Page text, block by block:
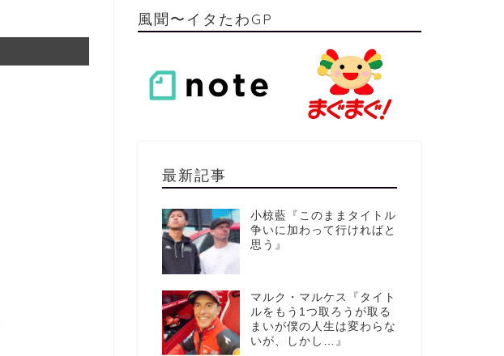
風聞〜イタたわGP
最新記事
小椋藍『このままタイトル
争いに加わって行ければと
思う』
マルク・マルケス『タイト
ルをもう1つ取ろうが取る
まいが僕の人生は変わらな
いが、しかし…』